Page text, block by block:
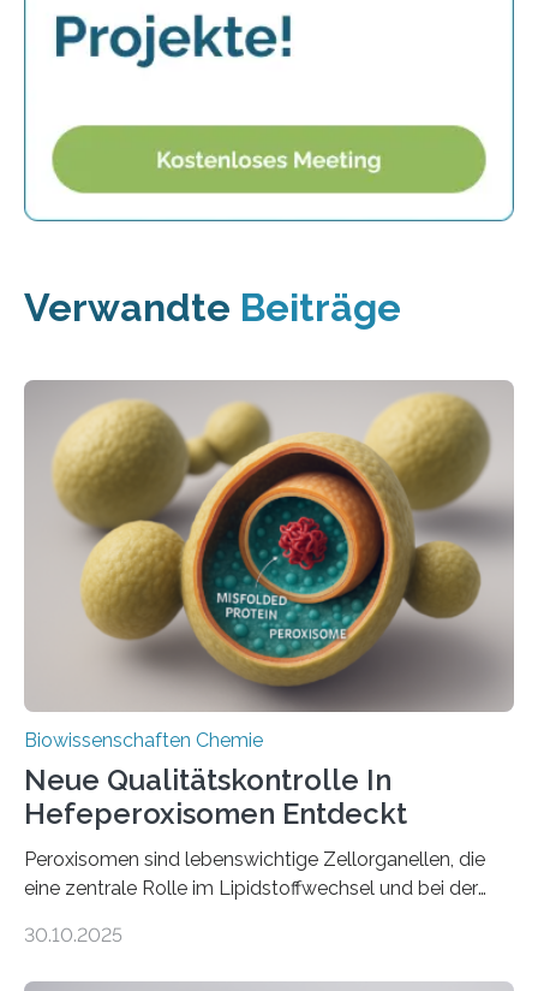
Verwandte Beiträge
Biowissenschaften Chemie
Neue Qualitätskontrolle In
Hefeperoxisomen Entdeckt
Peroxisomen sind lebenswichtige Zellorganellen, die
eine zentrale Rolle im Lipidstoffwechsel und bei der
erfüllen können, müssen zahlreiche Enzyme präzise in
30.10.2025